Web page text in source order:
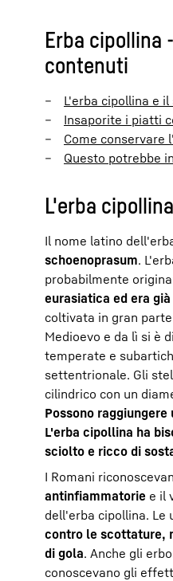
Erba cipollina
contenuti
L'erba cipollina e
Insaporite i piatti
Come conservare
Questo potrebbe
L'erba
Il nome latino
schoenoprasum.
probabilmente
eurasiatica ed era
coltivata in gran
Medioevo e da lì si è
temperate e
settentrionale. Gli
cilindrico con un
Possono
L'erba cipollina ha
sciolto e ricco di
I Romani
antinfiammatorie e il
dell'erba cipollina. Le
contro le scottature,
di gola. Anche gli
conoscevano gli